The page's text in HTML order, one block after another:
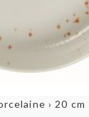
› 20 cm